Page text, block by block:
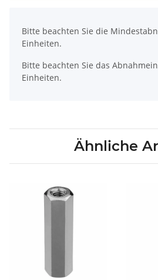
Bitte beachten Sie die
Einheiten.
Bitte beachten Sie das
Einheiten.
Ähnliche